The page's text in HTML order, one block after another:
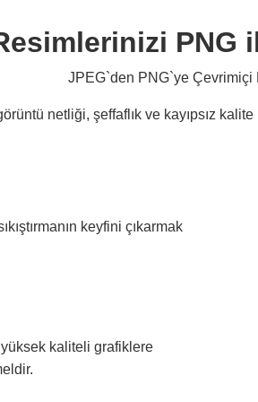
PNG
JPEG`den PNG`ye Çevrimiçi
netliği, şeffaflık ve kayıpsız
keyfini çıkarmak
kaliteli grafiklere